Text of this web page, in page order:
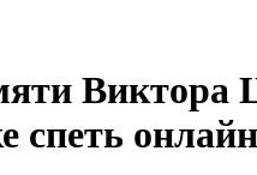
Виктора
спеть онлайн